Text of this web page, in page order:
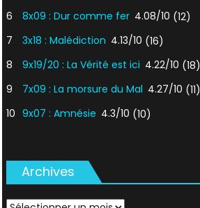
6
8x09 : Dur comme fer 4.08/10 (12)
7
3x18 : Malédiction 4.13/10 (16)
8
9x19/20 : La Vérité est ici 4.22/10 (18)
9
7x09 : La morsure du Mal 4.27/10 (11)
10 9x07 : Amnésie 4.3/10 (10)
Archives